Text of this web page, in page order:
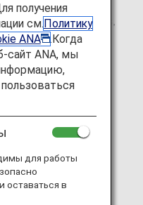
account group differs,
Groups?
Time.
member status.
получения
см.Политику
ANA
.Когда
сайт ANA, мы
для работы
оставаться в